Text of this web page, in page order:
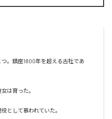
。鎮座1800年を超える古社であ
は育った。
として慕われていた。